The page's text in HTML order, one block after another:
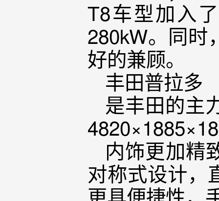
T8车型加入
280kW。同时
好的兼顾。
丰田普拉多
是丰田的主
内饰更加精
对称式设计，